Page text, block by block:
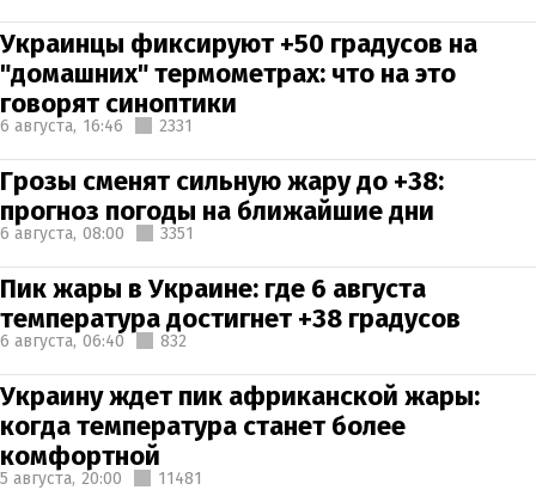
Украинцы фиксируют +50 градусов на
"домашних" термометрах: что на это
говорят синоптики
6 августа, 16:46 2331
Грозы сменят сильную жару до +38:
прогноз погоды на ближайшие дни
6 августа, 08:00 3351
Пик жары в Украине: где 6 августа
температура достигнет +38 градусов
6 августа, 06:40 832
Украину ждет пик африканской жары:
когда температура станет более
комфортной
5 августа, 20:00 11481